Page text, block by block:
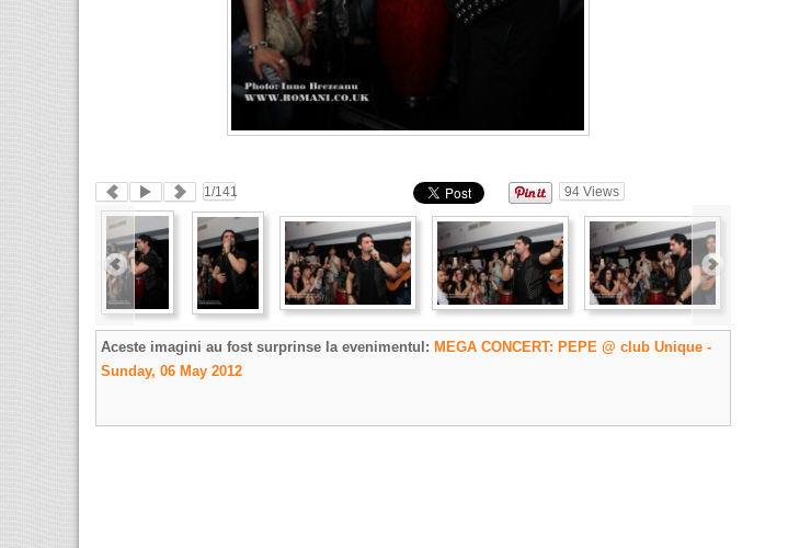
1/141 94 Views
Aceste imagini au fost surprinse la evenimentul: MEGA CONCERT: PEPE @ club Unique -
Sunday, 06 May 2012